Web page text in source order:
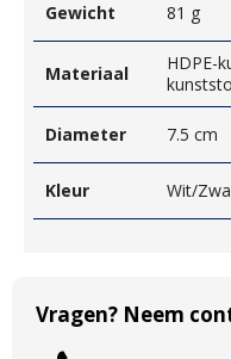
Gewicht 81 g
Materiaal
HDPE-
Diameter 7.5 cm
Kleur Wit/
Vragen? Neem